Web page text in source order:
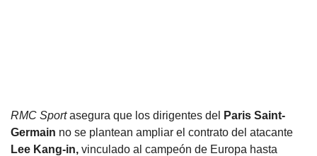
RMC Sportasegura que los dirigentes del
Paris Saint-
Germain no se plantean ampliar el contrato del atacante
Lee Kang-in, vinculado al campeón de Europa hasta